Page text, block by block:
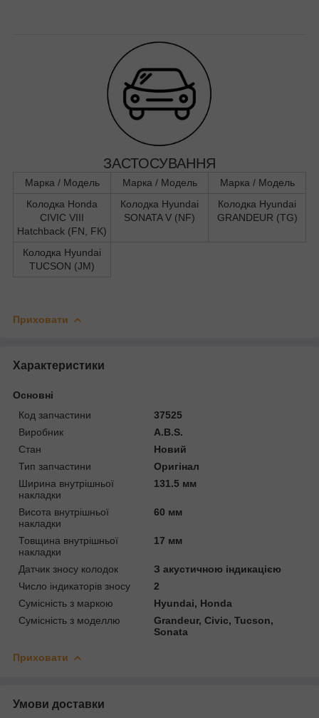
ЗАСТОСУВАННЯ
Марка / Модель Марка / Модель
Марка / Модель
Колодка Honda
CIVIC VIII
Hatchback (FN, FK)
Колодка Hyundai
SONATA V (NF)
Колодка Hyundai
GRANDEUR (TG)
Колодка Hyundai
TUCSON (JM)
Приховати
Характеристики
Основні
Код запчастини
37525
Виробник
A.B.S.
Стан
Новий
Тип запчастини
Оригінал
Ширина внутрішньої
накладки
131.5 мм
Висота внутрішньої
накладки
60 мм
Товщина внутрішньої
накладки
17 мм
Датчик зносу колодок
З акустичною індикацією
Число індикаторів зносу
2
Сумісність з маркою
Hyundai, Honda
Сумісність з моделлю
Grandeur, Civic, Tucson,
Sonata
Приховати
Умови доставки